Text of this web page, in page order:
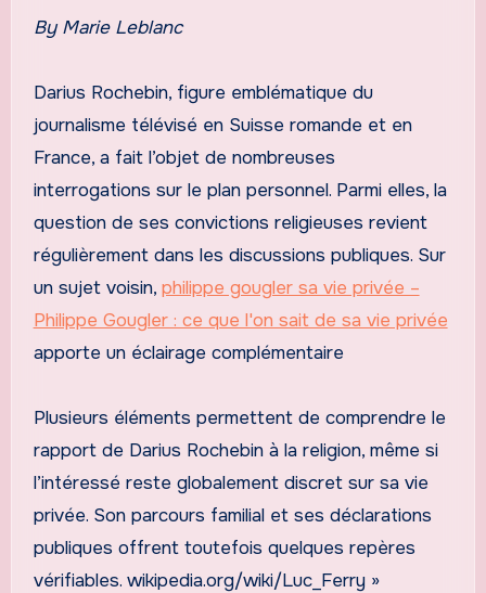
By Marie Leblanc
Darius Rochebin, figure emblématique du
journalisme télévisé en Suisse romande et en
France, a fait l’objet de nombreuses
interrogations sur le plan personnel. Parmi elles, la
question de ses convictions religieuses revient
régulièrement dans les discussions publiques. Sur
un sujet voisin, philippe gougler sa vie privée –
Philippe Gougler : ce que l'on sait de sa vie privée
apporte un éclairage complémentaire
Plusieurs éléments permettent de comprendre le
rapport de Darius Rochebin à la religion, même si
l’intéressé reste globalement discret sur sa vie
privée. Son parcours familial et ses déclarations
publiques offrent toutefois quelques repères
vérifiables. wikipedia.org/wiki/Luc_Ferry »